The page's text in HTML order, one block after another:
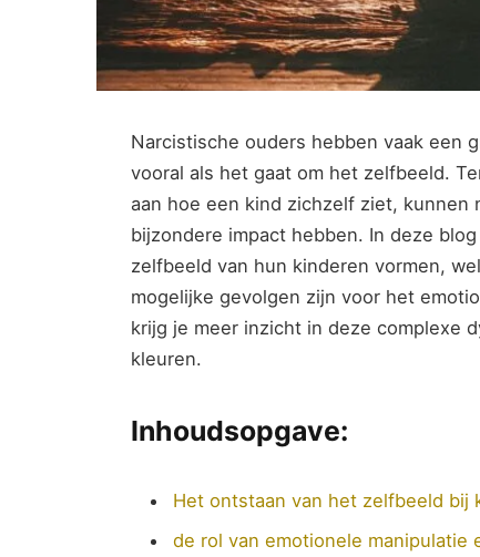
Narcistische ouders hebben vaak een
vooral als het gaat om het zelfbeeld.
aan hoe een kind zichzelf ziet,
bijzondere impact hebben. In deze
zelfbeeld van hun kinderen vormen,
mogelijke gevolgen zijn voor het
krijg je meer inzicht in deze complexe
kleuren.
Inhoudsopgave:
Het ontstaan van het zelfbeeld bij
de rol van emotionele